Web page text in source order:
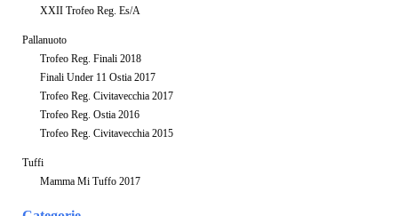
XXII Trofeo Reg. Es/A
Pallanuoto
Trofeo Reg. Finali 2018
Finali Under 11 Ostia 2017
Trofeo Reg. Civitavecchia 2017
Trofeo Reg. Ostia 2016
Trofeo Reg. Civitavecchia 2015
Tuffi
Mamma Mi Tuffo 2017